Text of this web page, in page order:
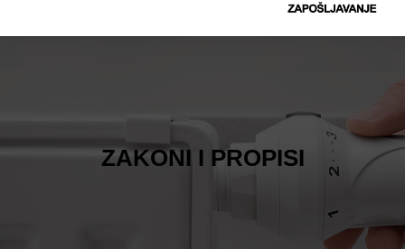
r
ZAKONI I PROPISI